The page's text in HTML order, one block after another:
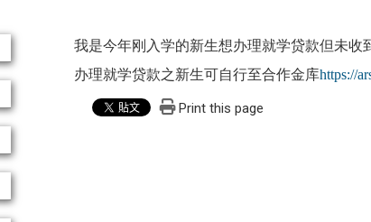
我是今年刚入学的新生想办理就学贷款但未收
办理就学贷款之新生可自行至合作金库https://
Print this page